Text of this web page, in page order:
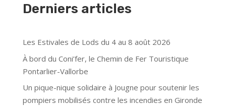
Derniers articles
Les Estivales de Lods du 4 au 8 août 2026
À bord du Coni’fer, le Chemin de Fer Touristique
Pontarlier-Vallorbe
Un pique-nique solidaire à Jougne pour soutenir les
pompiers mobilisés contre les incendies en Gironde